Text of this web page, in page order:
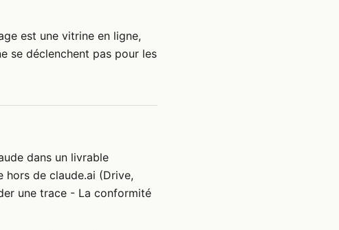
est une vitrine en ligne,
se déclenchent pas pour les
dans un livrable
de claude.ai (Drive,
une trace - La conformité